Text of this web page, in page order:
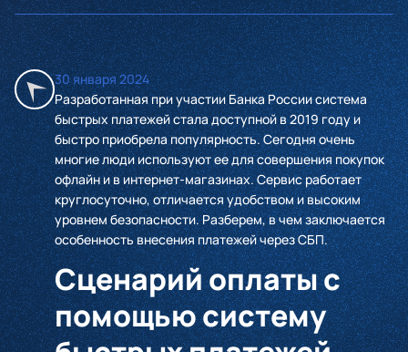
30 января 2024
Разработанная при участии Банка России система
быстрых платежей стала доступной в 2019 году и
быстро приобрела популярность. Сегодня очень
многие люди используют ее для совершения покупок
офлайн и в интернет-магазинах. Сервис работает
круглосуточно, отличается удобством и высоким
уровнем безопасности. Разберем, в чем заключается
особенность внесения платежей через СБП.
Сценарий оплаты с
помощью систему